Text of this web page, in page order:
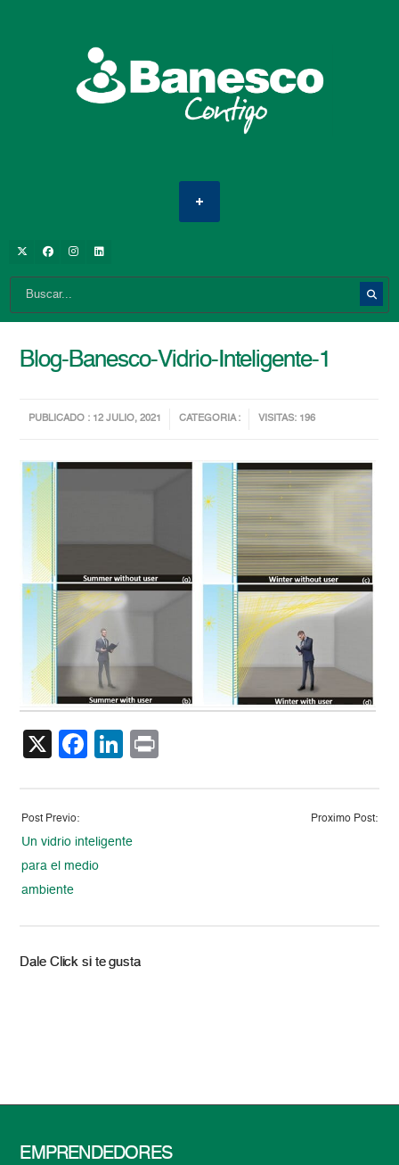
Blog-Banesco-Vidrio-Inteligente-1
PUBLICADO : 12 JULIO, 2021 CATEGORIA : VISITAS: 196
X Facebook
LinkedIn
Post Previo:
Un vidrio inteligente
para el medio
ambiente
Proximo Post:
Dale Click si te gusta
EMPRENDEDORES